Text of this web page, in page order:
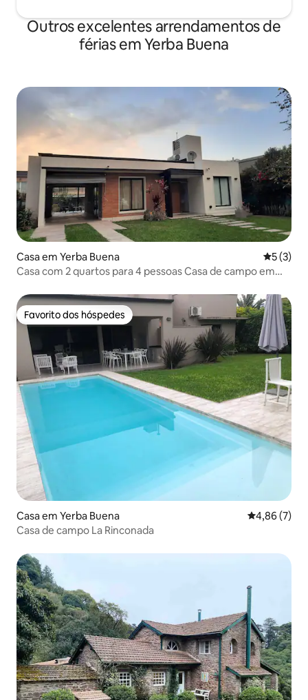
Outros excelentes arrendamentos de
férias em Yerba Buena
Casa em Yerba Buena
5 (3)
Casa com 2 quartos para 4 pessoas Casa de campo em
Favorito dos hóspedes
Favorito dos hóspedes
Casa em Yerba Buena
4,86 (7)
Casa de campo La Rinconada